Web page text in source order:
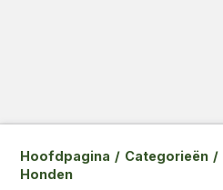
Hoofdpagina / Categorieën /
Honden